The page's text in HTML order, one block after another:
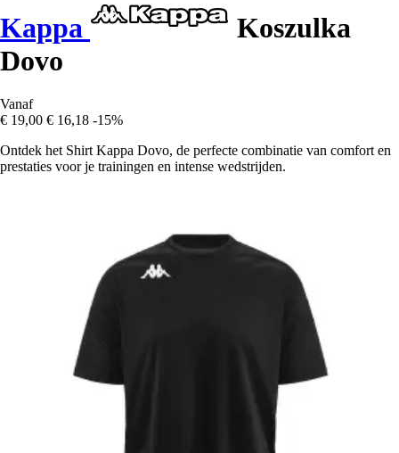
Kappa
Koszulka
Dovo
Vanaf
€ 19,00 € 16,18 -15%
Ontdek het Shirt Kappa Dovo, de perfecte combinatie van comfort en
prestaties voor je trainingen en intense wedstrijden.